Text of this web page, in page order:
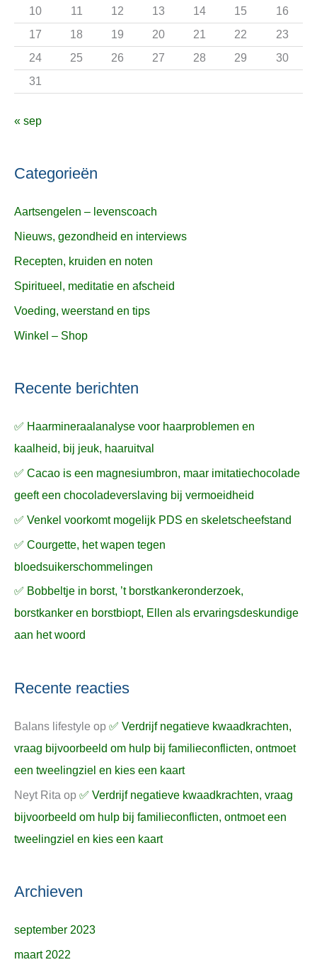
:
10 11 12 13 14 15
16
17
18 19 20 21 22
23
24
25 26 27 28 29
30
31
« sep
Categorieën
Aartsengelen – levenscoach
Nieuws, gezondheid en interviews
Recepten, kruiden en noten
Spiritueel, meditatie en afscheid
Voeding, weerstand en tips
Winkel – Shop
Recente berichten
✅ Haarmineraalanalyse voor haarproblemen en
kaalheid, bij jeuk, haaruitval
✅ Cacao is een magnesiumbron, maar imitatiechocolade
geeft een chocoladeverslaving bij vermoeidheid
✅ Venkel voorkomt mogelijk PDS en skeletscheefstand
✅ Courgette, het wapen tegen
bloedsuikerschommelingen
✅ Bobbeltje in borst, ’t borstkankeronderzoek,
borstkanker en borstbiopt, Ellen als ervaringsdeskundige
aan het woord
Recente reacties
Balans lifestyle op ✅ Verdrijf negatieve kwaadkrachten,
vraag bijvoorbeeld om hulp bij familieconflicten, ontmoet
een tweelingziel en kies een kaart
Neyt Rita op ✅ Verdrijf negatieve kwaadkrachten, vraag
bijvoorbeeld om hulp bij familieconflicten, ontmoet een
tweelingziel en kies een kaart
Archieven
september 2023
maart 2022